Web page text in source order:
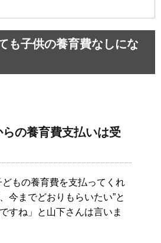
も子供の養育費なしにな
の養育費支払いは受
どもの養育費を支払ってくれ
今までどおりもらいたい”と
すね」と山下さんは言いま